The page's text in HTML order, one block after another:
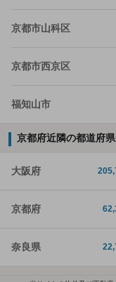
京都市山科区
京都市西京区
福知山市
京都府近隣の都道府
大阪府
京都府
奈良県